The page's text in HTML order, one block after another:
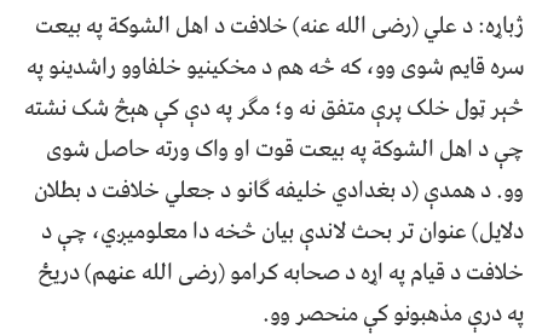
ژباړه: د علي (رضى الله عنه) خلافت د اهل الشوكة په بیعت
سره قایم شوی وو، که څه هم د مخکینيو خلفاوو راشدینو په
څېر ټول خلک پرې متفق نه و؛ مګر په دې کې هېڅ شک نشته
چې د اهل الشوكة په بيعت قوت او واک ورته حاصل شوی
وو. د همدې (د ‌بغدادي خليفه ګانو د جعلي خلافت د بطلان
دلايل) عنوان تر بحث لاندې بیان څخه دا معلوميږي، چې د
خلافت د قیام په اړه د صحابه کرامو (رضی الله عنهم) دريځ
په درې مذهبونو کې منحصر وو.